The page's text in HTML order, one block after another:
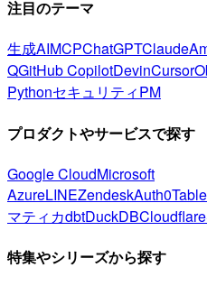
注目のテーマ
生成AIMCPChatGPTClaude
QGitHub CopilotDevinCursor
PythonセキュリティPM
プロダクトやサービスで探す
Google CloudMicrosoft
AzureLINEZendeskAuth0
マティカdbtDuckDBCloudflare
特集やシリーズから探す